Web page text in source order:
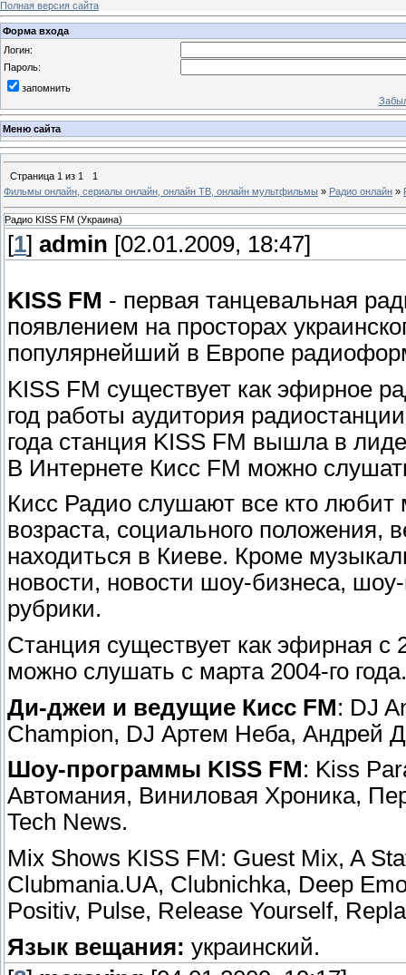
Полная версия сайта
Форма входа
Логин:
Пароль:
запомнить
Меню сайта
Страница 1 из 1
1
Фильмы онлайн, сериалы онлайн, онлайн ТВ, онлайн мультфильмы » Радио онлайн »
Радио KISS FM (Украина)
[1] admin [02.01.2009, 18:47]
KISS FM - первая танцевальная
появлением на просторах
популярнейший в Европе
KISS FM существует как эфирное
год работы аудитория
года станция KISS FM вышла в
В Интернете Кисс FM можно
Кисс Радио слушают все кто любит
возраста, социального положения,
находиться в Киеве. Кроме
новости, новости шоу-бизнеса,
рубрики.
Станция существует как эфирная с
можно слушать с марта 2004-го года.
Ди-джеи и ведущие Кисс FM: DJ
Champion, DJ Артем Неба, Андрей
Шоу-программы KISS FM: Kiss
Автомания, Виниловая Хроника,
Tech News.
Mix Shows KISS FM: Guest Mix, A
Clubmania.UA, Clubnichka, Deep
Positiv, Pulse, Release Yourself,
Язык вещания: украинский.